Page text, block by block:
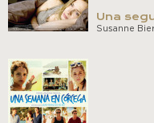
Una
Susanne